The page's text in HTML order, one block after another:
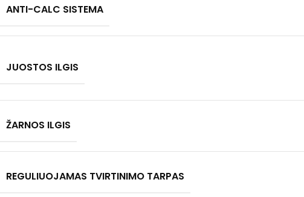
ANTI-CALC SISTEMA
JUOSTOS ILGIS
ŽARNOS ILGIS
REGULIUOJAMAS TVIRTINIMO TARPAS